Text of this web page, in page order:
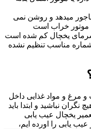
میدهد و روشن نمی
موتور خراب است
سرمای یخچال کم شده است
مناسب تنظیم نشده
و مرغ و مواد غذایی داخل
نباشید و ابتدا باید
یخچال عیب یابی
یابی را اورده ایم،